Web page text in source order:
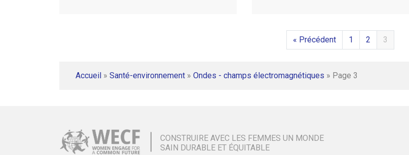
« Précédent 1 2 3
Accueil » Santé-environnement » Ondes - champs électromagnétiques » Page 3
CONSTRUIRE AVEC LES FEMMES UN MONDE
SAIN DURABLE ET ÉQUITABLE